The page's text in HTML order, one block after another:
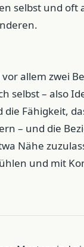
selbst und oft
allem zwei
selbst – also
die Fähigkeit,
– und die
Nähe
und mit